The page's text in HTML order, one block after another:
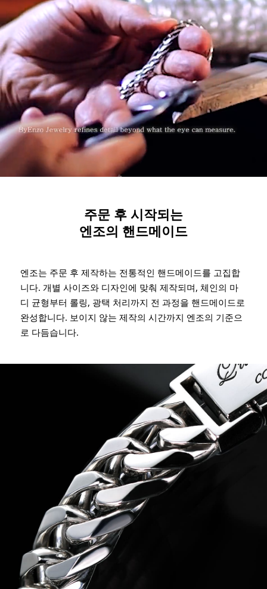
주문 후 시작되는
엔조의 핸드메이드
엔조는 주문 후 제작하는 전통적인 핸드메이드를 고집합
니다. 개별 사이즈와 디자인에 맞춰 제작되며, 체인의 마
디 균형부터 롤링, 광택 처리까지 전 과정을 핸드메이드로
완성합니다. 보이지 않는 제작의 시간까지 엔조의 기준으
로 다듬습니다.